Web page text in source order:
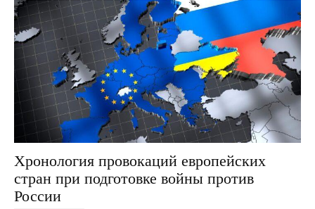
Хронология провокаций европейских
стран при подготовке войны против
России